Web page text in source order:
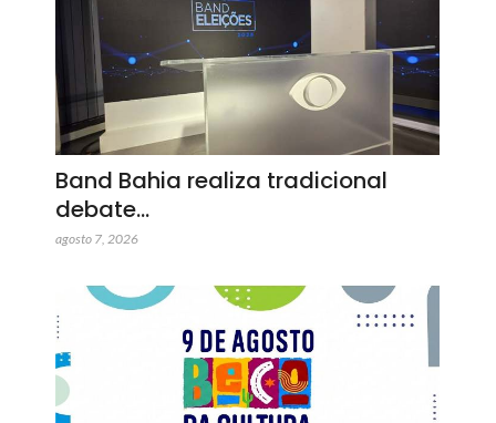
Band Bahia realiza tradicional
debate…
agosto 7, 2026